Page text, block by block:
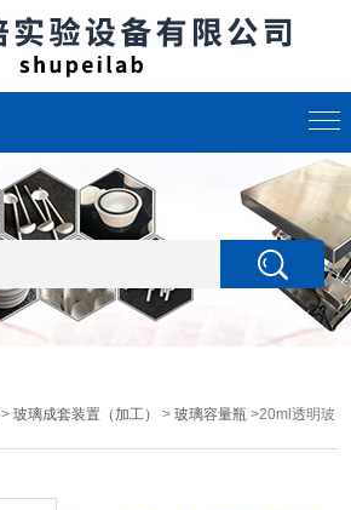
>玻璃成套装置（加工） >玻璃容量瓶 >20ml透明玻